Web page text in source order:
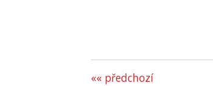
«« předchozí